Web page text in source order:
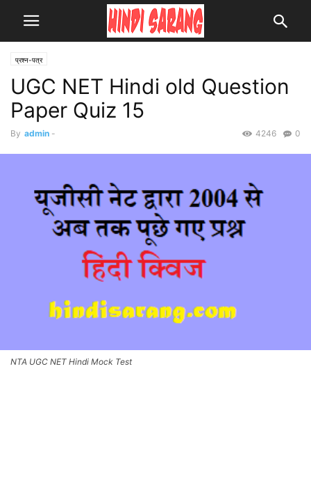
प्रश्न-पत्र
UGC NET Hindi old Question
Paper Quiz 15
By admin - 0
4246
NTA UGC NET Hindi Mock Test